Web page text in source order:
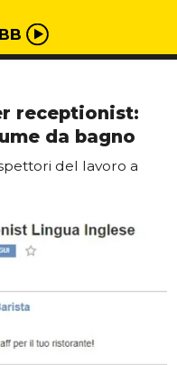
receptionist:
da bagno
del lavoro a